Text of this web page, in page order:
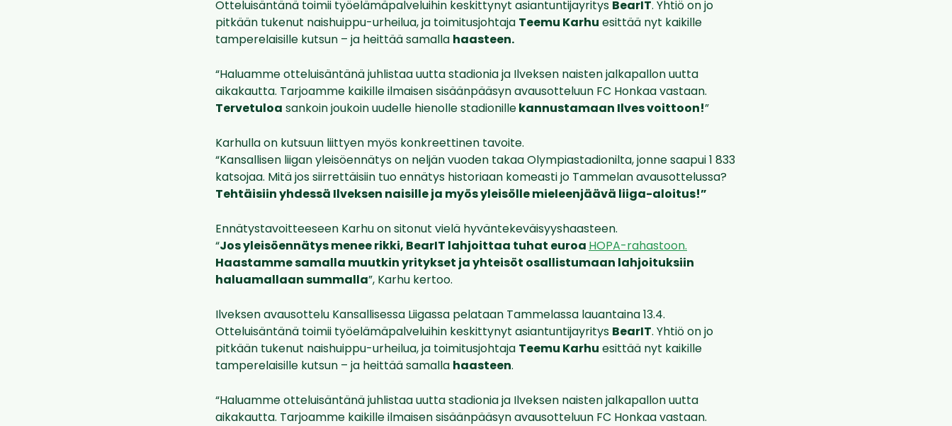
Otteluisäntänä toimii työelämäpalveluihin keskittynyt asiantuntijayritys BearIT. Yhtiö on jo
pitkään tukenut naishuippu-urheilua, ja toimitusjohtaja Teemu Karhu esittää nyt kaikille
tamperelaisille kutsun – ja heittää samalla haasteen.
“Haluamme otteluisäntänä juhlistaa uutta stadionia ja Ilveksen naisten jalkapallon uutta
aikakautta. Tarjoamme kaikille ilmaisen sisäänpääsyn avausotteluun FC Honkaa vastaan.
Tervetuloa sankoin joukoin uudelle hienolle stadionille kannustamaan Ilves voittoon!”
Karhulla on kutsuun liittyen myös konkreettinen tavoite.
“Kansallisen liigan yleisöennätys on neljän vuoden takaa Olympiastadionilta, jonne saapui 1 833
katsojaa. Mitä jos siirrettäisiin tuo ennätys historiaan komeasti jo Tammelan avausottelussa?
Tehtäisiin yhdessä Ilveksen naisille ja myös yleisölle mieleenjäävä liiga-aloitus!”
Ennätystavoitteeseen Karhu on sitonut vielä hyväntekeväisyyshaasteen.
“Jos yleisöennätys menee rikki, BearIT lahjoittaa tuhat euroa HOPA-rahastoon.
Haastamme samalla muutkin yritykset ja yhteisöt osallistumaan lahjoituksiin
haluamallaan summalla”, Karhu kertoo.
Ilveksen avausottelu Kansallisessa Liigassa pelataan Tammelassa lauantaina 13.4.
Otteluisäntänä toimii työelämäpalveluihin keskittynyt asiantuntijayritys BearIT. Yhtiö on jo
pitkään tukenut naishuippu-urheilua, ja toimitusjohtaja Teemu Karhu esittää nyt kaikille
tamperelaisille kutsun – ja heittää samalla haasteen.
“Haluamme otteluisäntänä juhlistaa uutta stadionia ja Ilveksen naisten jalkapallon uutta
aikakautta. Tarjoamme kaikille ilmaisen sisäänpääsyn avausotteluun FC Honkaa vastaan.